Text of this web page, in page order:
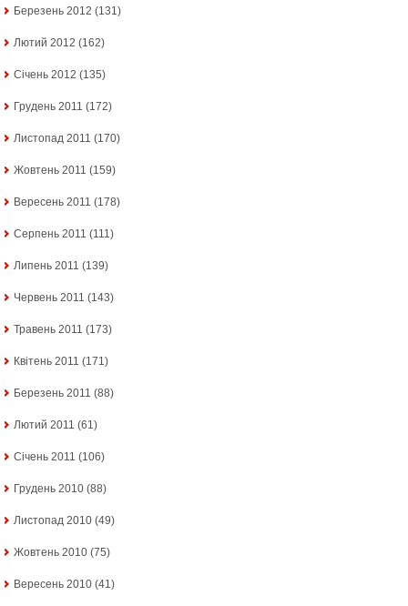
Березень 2012 (131)
Лютий 2012 (162)
Січень 2012 (135)
Грудень 2011 (172)
Листопад 2011 (170)
Жовтень 2011 (159)
Вересень 2011 (178)
Серпень 2011 (111)
Липень 2011 (139)
Червень 2011 (143)
Травень 2011 (173)
Квітень 2011 (171)
Березень 2011 (88)
Лютий 2011 (61)
Січень 2011 (106)
Грудень 2010 (88)
Листопад 2010 (49)
Жовтень 2010 (75)
Вересень 2010 (41)